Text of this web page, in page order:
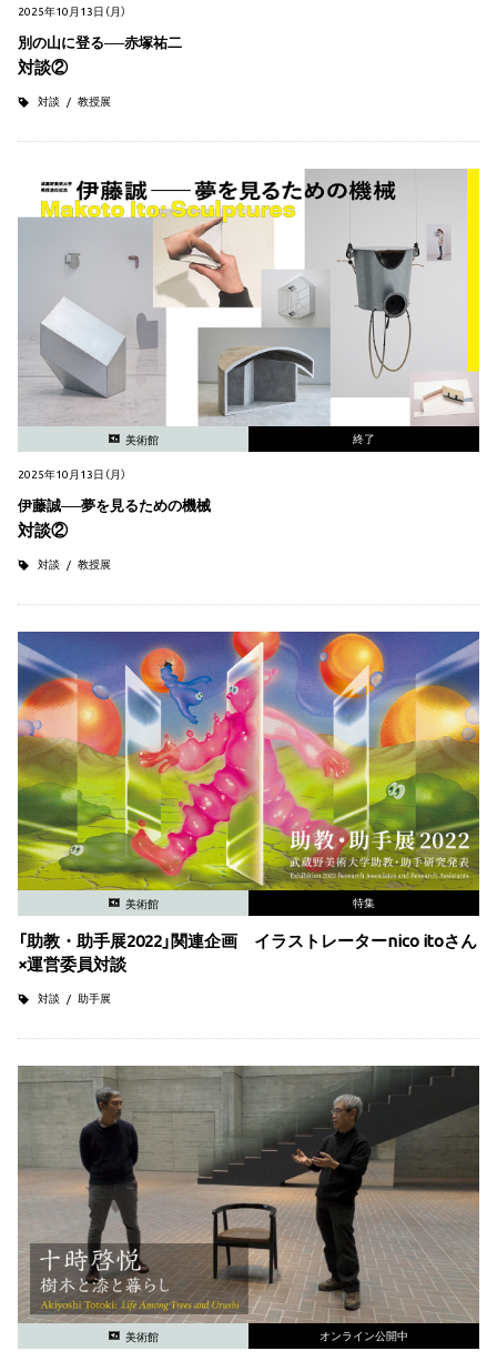
2025年10月13日（月）
別の山に登る──赤塚祐二
対談②
対談 教授展
美術館 終了
2025年10月13日（月）
伊藤誠──夢を見るための機械
対談②
対談 教授展
美術館 特集
「助教・助手展2022」関連企画 イラストレーターnico itoさん
×運営委員対談
対談 助手展
美術館 オンライン公開中